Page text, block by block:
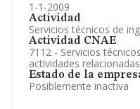
1-1-2009
Actividad
Servicios técnicos de
Actividad CNAE
7112 - Servicios
actividades
Estado de la
Posiblemente inactiva